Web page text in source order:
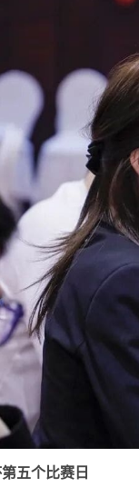
五个比赛日